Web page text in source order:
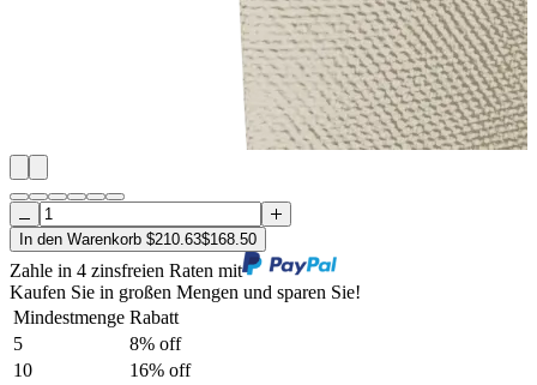
In den Warenkorb $210.63$168.50
Zahle in 4 zinsfreien Raten mit
Kaufen Sie in großen Mengen und sparen Sie!
Mindestmenge Rabatt
5
8% off
10
16% off